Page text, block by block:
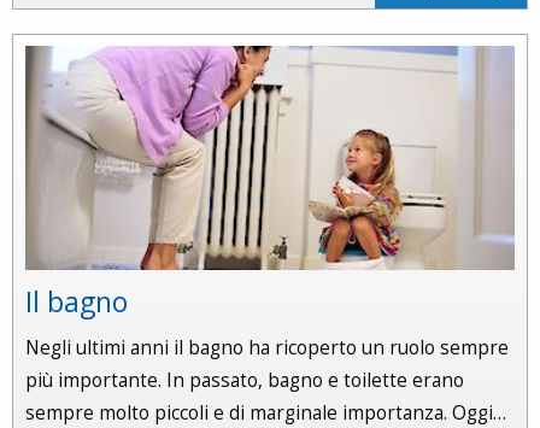
Il bagno
Negli ultimi anni il bagno ha ricoperto un ruolo sempre
più importante. In passato, bagno e toilette erano
sempre molto piccoli e di marginale importanza. Oggi…